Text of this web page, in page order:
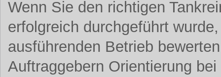
Wenn Sie den richtigen
erfolgreich durchgeführt
ausführenden Betrieb
Auftraggebern Orientierung